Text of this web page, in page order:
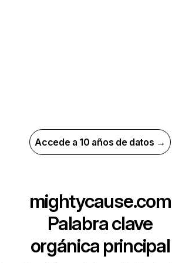
Accede a 10 años de datos →
mightycause.com
Palabra clave
orgánica principal